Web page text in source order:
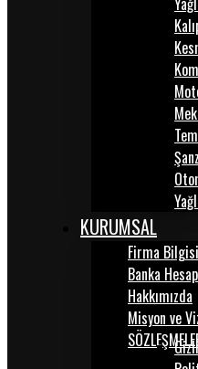
KURUMSAL
Firma Bilgisi
Banka
Hakkımızda
Misyon ve